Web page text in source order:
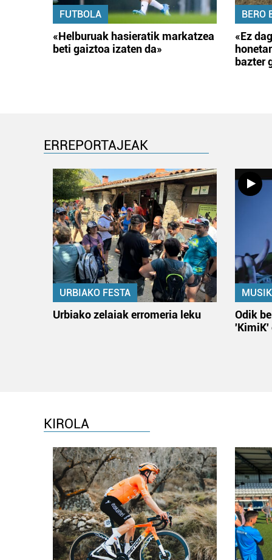
FUTBOLA
«Helburuak hasieratik markatzea
beti gaiztoa izaten da»
BERO
«Ez
bazter
ERREPORTAJEAK
URBIAKO FESTA
Urbiako zelaiak erromeria leku
Odik
'KimiK'
KIROLA